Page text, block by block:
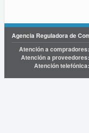
Agencia Reguladora de
Atención a compradores:
Atención a proveedores:
Atención telefónica: